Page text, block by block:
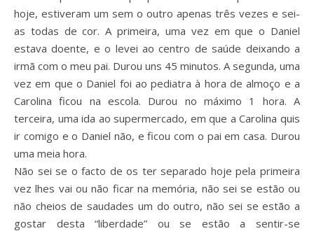
hoje, estiveram um sem o outro apenas três vezes e sei-
as todas de cor. A primeira, uma vez em que o Daniel
estava doente, e o levei ao centro de saúde deixando a
irmã com o meu pai. Durou uns 45 minutos. A segunda, uma
vez em que o Daniel foi ao pediatra à hora de almoço e a
Carolina ficou na escola. Durou no máximo 1 hora. A
terceira, uma ida ao supermercado, em que a Carolina quis
ir comigo e o Daniel não, e ficou com o pai em casa. Durou
uma meia hora.
Não sei se o facto de os ter separado hoje pela primeira
vez lhes vai ou não ficar na memória, não sei se estão ou
não cheios de saudades um do outro, não sei se estão a
gostar desta “liberdade” ou se estão a sentir-se